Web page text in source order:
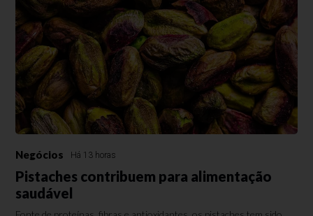
Negócios Há 13 horas
Pistaches contribuem para alimentação
saudável